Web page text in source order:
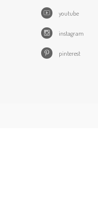
youtube
instagram
pinterest